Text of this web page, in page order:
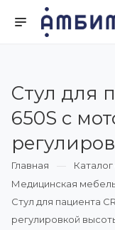
Стул для
650S с
Главная
Медицинская
Стул для пациента
регулировкой